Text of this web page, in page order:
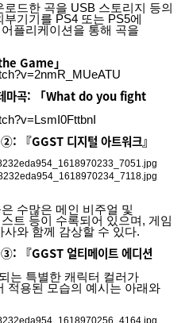
드한 곡을 USB 스토리지 등의
기기를 PS4 또는 PS5에
플리케이션을 통해 곡을
Game」
마곡: 「What do you fight
『GGST 디지털 아트워크』
수많은 메인 비주얼 및
트 등이 수록되어 있으며, 게임
와 함께 감상할 수 있다.
『GGST 얼티메이트 에디션
는 특별한 캐릭터 컬러가
적용된 모습의 예시는 아래와